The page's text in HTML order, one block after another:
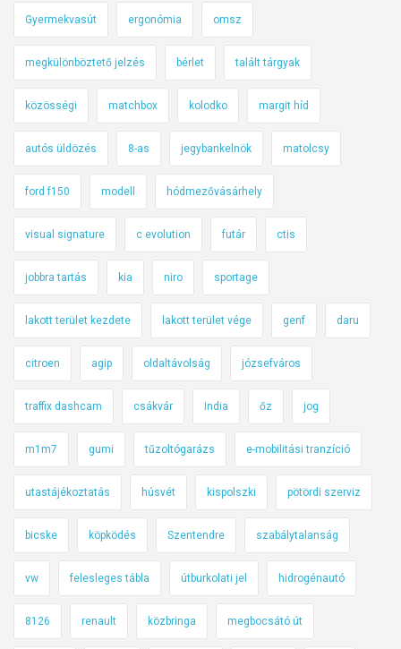
Gyermekvasút ergonómia omsz
megkülönböztető jelzés bérlet talált tárgyak
közösségi matchbox kolodko margit híd
autós üldözés 8-as jegybankelnök matolcsy
ford f150 modell hódmezővásárhely
visual signature c evolution futár ctis
jobbra tartás kia niro sportage
lakott terület kezdete lakott terület vége genf daru
citroen agip oldaltávolság józsefváros
traffix dashcam csákvár India őz jog
m1m7 gumi tűzoltógarázs e-mobilitási tranzíció
utastájékoztatás húsvét kispolszki pötördi szerviz
bicske köpködés Szentendre szabálytalanság
vw felesleges tábla útburkolati jel hidrogénautó
8126 renault közbringa megbocsátó út